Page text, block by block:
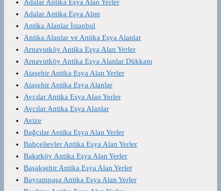
Adalar Antika Eşya Alan Yerler
Adalar Antika Eşya Alım
Antika Alanlar İstanbul
Antika Alanlar ve Antika Eşya Alanlar
Arnavutköy Antika Eşya Alan Yerler
Arnavutköy Antika Eşya Alanlar Dükkanı
Ataşehir Antika Eşya Alan Yerler
Ataşehir Antika Eşya Alanlar
Avcılar Antika Eşya Alan Yerler
Avcılar Antika Eşya Alanlar
Avize
Bağcılar Antika Eşya Alan Yerler
Bahçelievler Antika Eşya Alan Yerler
Bakırköy Antika Eşya Alan Yerler
Başakşehir Antika Eşya Alan Yerler
Bayrampaşa Antika Eşya Alan Yerler